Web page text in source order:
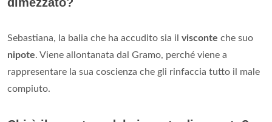
Sebastiana, la balia che ha accudito sia il visconte che suo
nipote. Viene allontanata dal Gramo, perché viene a
rappresentare la sua coscienza che gli rinfaccia tutto il male
compiuto.